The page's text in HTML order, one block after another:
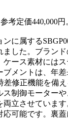
考定価440,000円
に属する
ました。ブラン
ース素材には
メントは、年
修正機能を備
制御モーター
立させていま
可能です。裏